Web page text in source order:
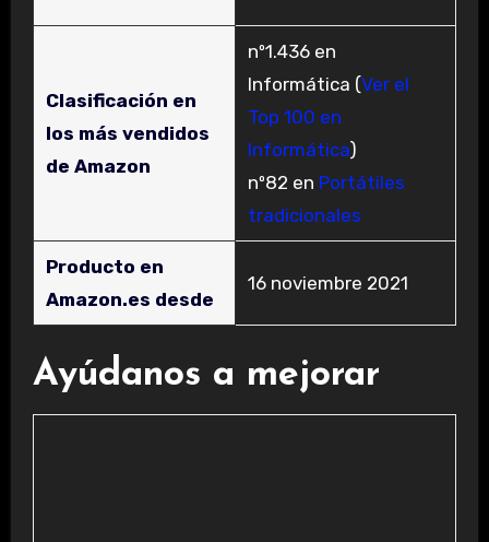
Clasificación en
los más vendidos
de Amazon
nº1.436 en
Informática (Ver el
Top 100 en
Informática)
nº82 en Portátiles
tradicionales
Producto en
Amazon.es desde
16 noviembre 2021
Ayúdanos a mejorar